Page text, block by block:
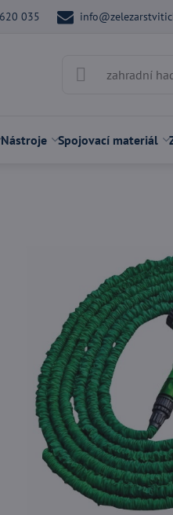
035
Nástroje Spojovací materiál